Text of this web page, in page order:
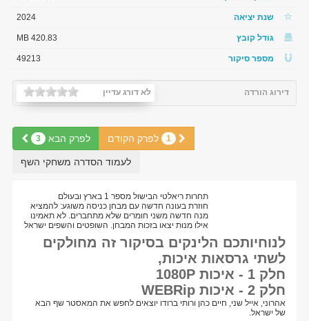
שנת יציאה 2024
גודל קובץ 420.83 MB
מספר סיקור 49213
לא דורג עדיין דירוג הורדה
לפרק הבא 3 1 לפרק הקודם
לעמוד הסדרה משחקי השף
לנוחיותכם הלינקים בסיקור זה מחולקים
לשתי גרסאות איכות,
חלק 1 - איכות 1080P
חלק 2 - איכות WEBRip
תחרות ריאלטי הבישול מספר 1 בארץ ובעולם
חוזרת בעונה חדשה עם מבחן כניסה משוגע: להמציא
מנה חדשה משני חומרים שלא מתחברים. לא תאמינו
אילו מנות יצאו בזכות המבחן. השופטים והשפים ישראל
אהרוני, אייל שני, חיים כהן ורותי ברודו יוצאים לחפש את המאסטר שף הבא
של ישראל.